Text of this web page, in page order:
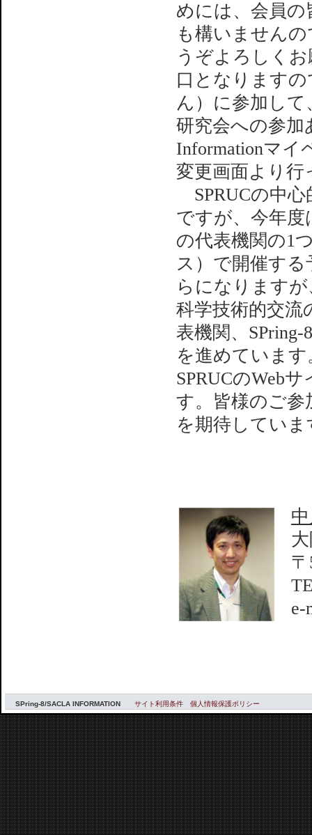
めには、会員
も構いません
うぞよろしく
口となります
ん）に参加し
研究会への参加
Informationマイ
変更画面より
SPRUCの中心
ですが、今年度
の代表機関の1
ス）で開催す
らになります
科学技術的交流
表機関、
を進めていま
SPRUCのWeb
す。皆様のご参
を期待していま
e-
SPring-8/SACLA INFORMATION サイト利用条件 個人情報保護ポリシー